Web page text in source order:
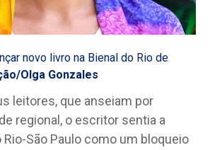
novo livro na Bienal do Rio de
Olga Gonzales
leitores, que anseiam por
regional, o escritor sentia a
São Paulo como um bloqueio